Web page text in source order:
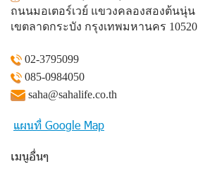
ถนนมอเตอร์เวย์ แขวงคลองสองต้นนุ่น
เขตลาดกระบัง กรุงเทพมหานคร 10520
02-3795099
085-0984050
saha@sahalife.co.th
แผนที่ Google Map
เมนูอื่นๆ